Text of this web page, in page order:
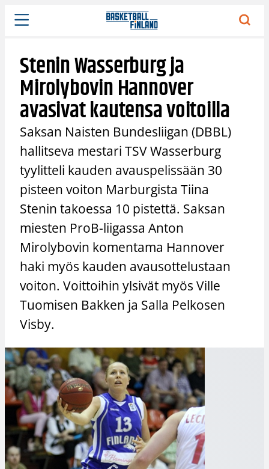
Siirry
sisältöön
Stenin Wasserburg ja
Mirolybovin Hannover
avasivat kautensa voitoilla
Saksan Naisten Bundesliigan (DBBL)
hallitseva mestari TSV Wasserburg
tyylitteli kauden avauspelissään 30
pisteen voiton Marburgista Tiina
Stenin takoessa 10 pistettä. Saksan
miesten ProB-liigassa Anton
Mirolybovin komentama Hannover
haki myös kauden avausottelustaan
voiton. Voittoihin ylsivät myös Ville
Tuomisen Bakken ja Salla Pelkosen
Visby.